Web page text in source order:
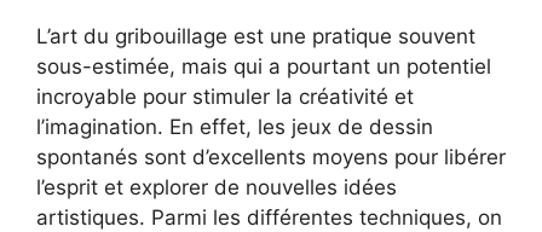
L’art du gribouillage est une pratique souvent
sous-estimée, mais qui a pourtant un potentiel
incroyable pour stimuler la créativité et
l’imagination. En effet, les jeux de dessin
spontanés sont d’excellents moyens pour libérer
l’esprit et explorer de nouvelles idées
artistiques. Parmi les différentes techniques, on